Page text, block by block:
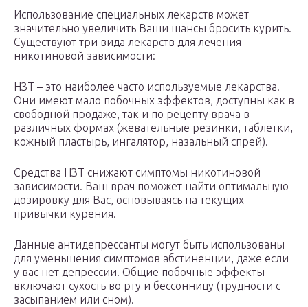
Использование специальных лекарств может
значительно увеличить Ваши шансы бросить курить.
Существуют три вида лекарств для лечения
никотиновой зависимости:
НЗТ – это наиболее часто используемые лекарства.
Они имеют мало побочных эффектов, доступны как в
свободной продаже, так и по рецепту врача в
различных формах (жевательные резинки, таблетки,
кожный пластырь, ингалятор, назальный спрей).
Средства НЗТ снижают симптомы никотиновой
зависимости. Ваш врач поможет найти оптимальную
дозировку для Вас, основываясь на текущих
привычки курения.
Данные антидепрессанты могут быть использованы
для уменьшения симптомов абстиненции, даже если
у вас нет депрессии. Общие побочные эффекты
включают сухость во рту и бессонницу (трудности с
засыпанием или сном).